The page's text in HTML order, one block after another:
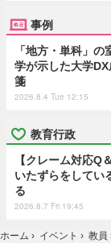
事例
「地方・単科」の
学が示した大学
箋
2026.8.4 Tue 12:15
教育行政
【クレーム対応Q
いたずらをしてい
る
2026.8.7 Fri 19:45
ホーム › イベント › 教員